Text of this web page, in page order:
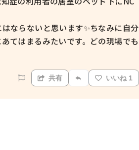
ならないと思います✨ちなみに自分
てはまるみたいです。どの現場でも
共有 いいね 1